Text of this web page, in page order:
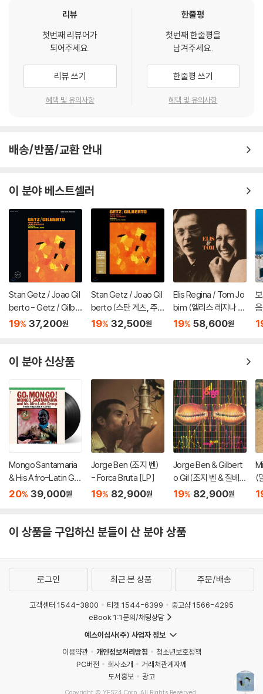
리뷰
첫번째 리뷰어가
되어주세요.
리뷰 쓰기
혜택 및 유의사항
한줄평
첫번째 한줄평을
남겨주세요.
한줄평 쓰기
혜택 및 유의사항
배송/반품/교환 안내
이 분야 베스트셀러
Stan Getz / Joao Gil
berto - Getz / Gilbe
rto (스탄 게츠, 조앙 질
19% 37,200원
Stan Getz / Joao Gil
berto (스탄 게츠, 주
앙 질베르토) - Getz /
19% 32,500원
Elis Regina / Tom Jo
bim (엘리스 레지나 /
톰 조빔) - Elis & Tom
19% 58,600원
이 분야 신상품
Mongo Santamaria
& His Afro-Latin Gro
up (몽고 산타마리아 &
Chick Corea) [LP]
20% 39,000원
Jorge Ben (조지 벤)
- Forca Bruta [LP]
19% 82,900원
Jorge Ben & Gilbert
o Gil (조지 벤 & 질베르
토 질) - Ogum Xang
19% 82,900원
(
b
이 상품을 구입하신 분들이 산 분야 상품
로그인 최근 본 상품 주문/배송
고객센터 1544-3800 티켓 1544-6399
중고샵 1566-4295
eBook 1:1문의/채팅상담
예스이십사(주) 사업자 정보
이용약관
개인정보처리방침
청소년보호정책
PC버전
회사소개
거래처관계자께
도서홍보
광고